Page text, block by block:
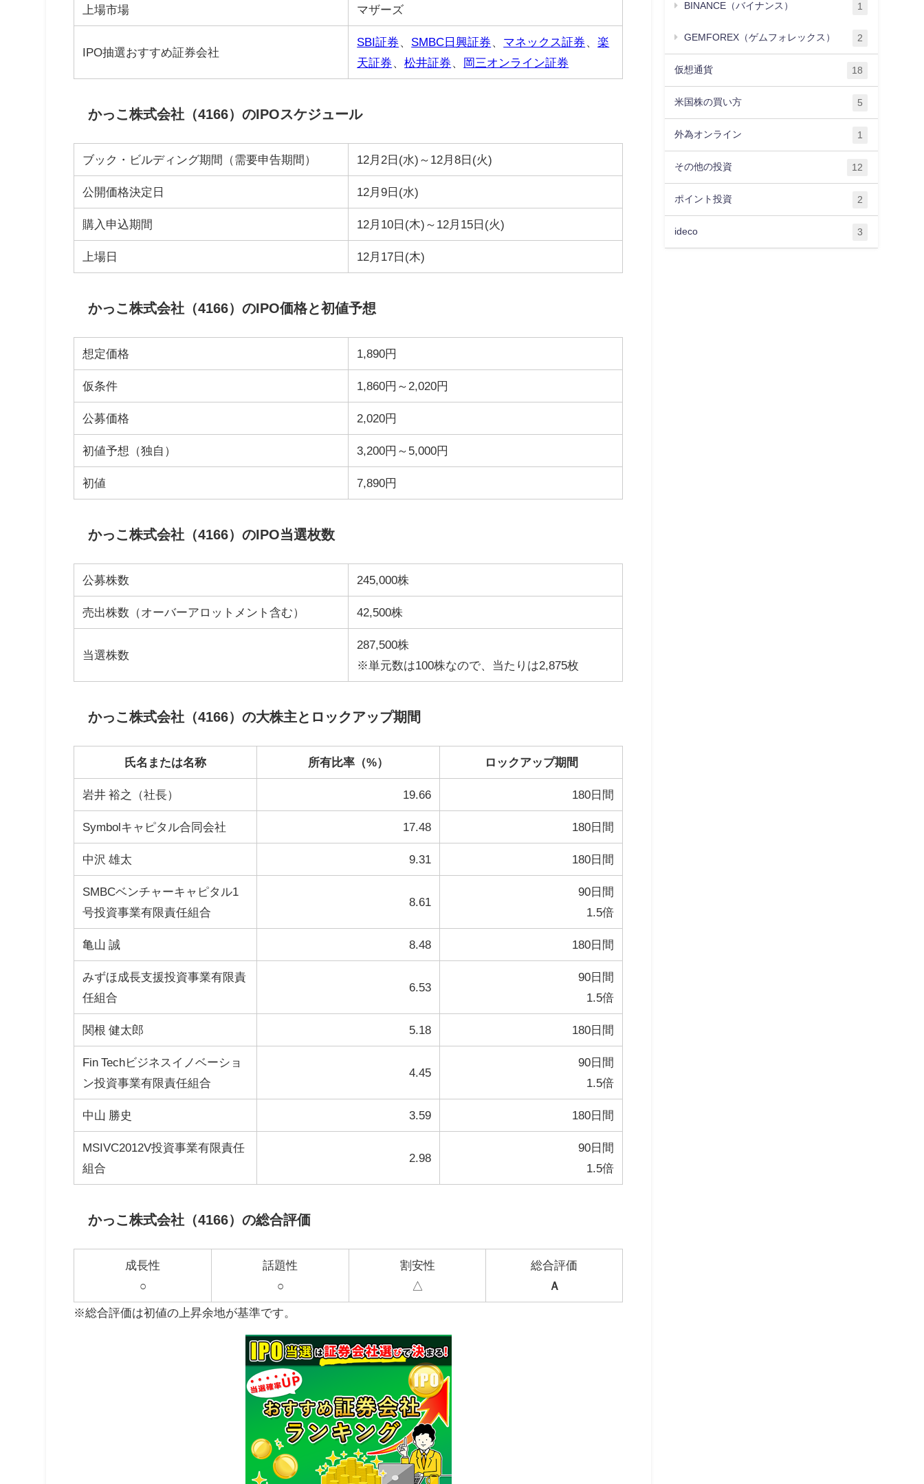
上場市場 マザーズ
IPO抽選おすすめ証券会社
SBI証券 、 SMBC日興証券 、 マネックス証券 、楽
天証券 、松井証券 、 岡三オンライン証券
かっこ株式会社（4166）のIPOスケジュール
ブック・ビルディング期間（需要申告期間） 12月2日(水)～12月8日(火)
公開価格決定日 12月9日(水)
購入申込期間 12月10日(木)～12月15日(火)
上場日 12月17日(木)
かっこ株式会社（4166）のIPO価格と初値予想
想定価格 1,890円
仮条件 1,860円～2,020円
公募価格 2,020円
初値予想（独自） 3,200円～5,000円
初値 7,890円
かっこ株式会社（4166）のIPO当選枚数
公募株数 245,000株
売出株数（オーバーアロットメント含む） 42,500株
当選株数
287,500株
※単元数は100株なので、当たりは2,875枚
かっこ株式会社（4166）の大株主とロックアップ期間
氏名または名称 所有比率（%） ロックアップ期間
岩井 裕之（社長） 19.66 180日間
Symbolキャピタル合同会社 17.48 180日間
中沢 雄太 9.31 180日間
SMBCベンチャーキャピタル1
号投資事業有限責任組合
8.61
90日間
1.5倍
亀山 誠 8.48 180日間
みずほ成長支援投資事業有限責
任組合
6.53
90日間
1.5倍
関根 健太郎 5.18 180日間
Fin Techビジネスイノベーショ
ン投資事業有限責任組合
4.45
90日間
1.5倍
中山 勝史 3.59 180日間
MSIVC2012V投資事業有限責任
組合
2.98
90日間
1.5倍
かっこ株式会社（4166）の総合評価
成長性
○
話題性
○
割安性
△
総合評価
Ａ
※総合評価は初値の上昇余地が基準です。
BINANCE（バイナンス） 1
GEMFOREX（ゲムフォレックス） 2
仮想通貨 18
米国株の買い方 5
外為オンライン 1
その他の投資 12
ポイント投資 2
ideco 3